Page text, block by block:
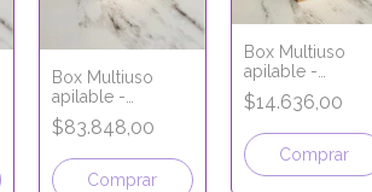
Box Multiuso
apilable -
Apertura frontal -
30x30x10 cm -
LÍNEA MICRO
CORRUGADO
$83.848,00
Comprar
Box Multiuso
apilable -
Apertura superior
- 10x6x10 cm -
LÍNEA MICRO
CORRUGADO
$14.636,00
Comprar